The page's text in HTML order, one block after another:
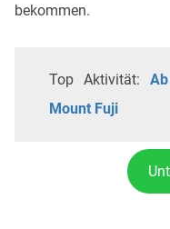
bekommen.
Top Aktivität:
Mount Fuji